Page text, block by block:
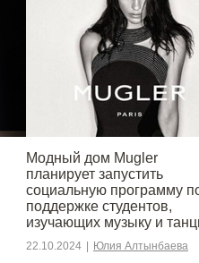
Модный дом Mugler
планирует запустить
социальную программу
поддержке студентов,
изучающих музыку и
22.10.2024 Юлия Алтынбаева